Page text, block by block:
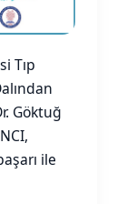
Tıp
Göktuğ
ile